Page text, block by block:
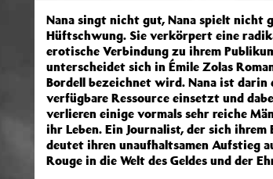
Nana singt nicht gut, Nana spielt nicht
Hüftschwung. Sie verkörpert eine
erotische Verbindung zu ihrem
unterscheidet sich in Émile Zolas
Bordell bezeichnet wird. Nana ist
verfügbare Ressource einsetzt und
verlieren einige vormals sehr reiche
ihr Leben. Ein Journalist, der sich
deutet ihren unaufhaltsamen Aufstieg
Rouge in die Welt des Geldes und der